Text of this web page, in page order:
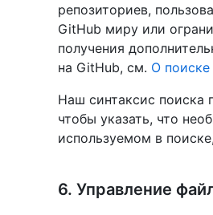
репозиториев,
GitHub миру или
получения
на GitHub, см. О
Наш синтаксис поиска
чтобы указать, что
используемом в
6. Управление